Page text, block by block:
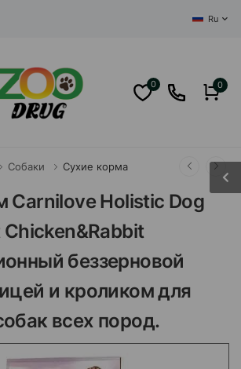
Ru
0 0
Собаки Сухие корма
Carnilove Holistic Dog
беззерновой
и кроликом для
всех пород.